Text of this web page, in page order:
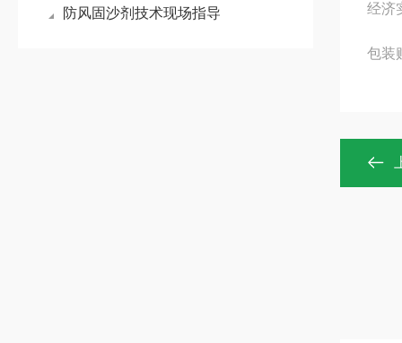
防风固沙剂技术现场指导
经济
包装